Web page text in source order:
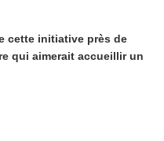
cette initiative près de
qui aimerait accueillir un